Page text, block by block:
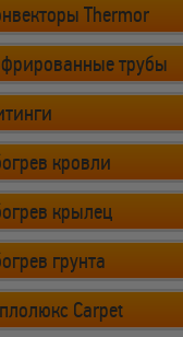
Thermor
трубы
кровли
крылец
грунта
Carpet